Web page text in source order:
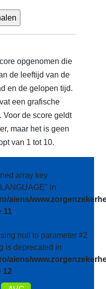
opgenomen die
de leeftijd van de
en de gelopen tijd.
een grafische
Voor de score geldt
maar het is geen
van 1 tot 10.
array key
in
aiens/
11
null to parameter #2
is deprecated in
aiens/
12